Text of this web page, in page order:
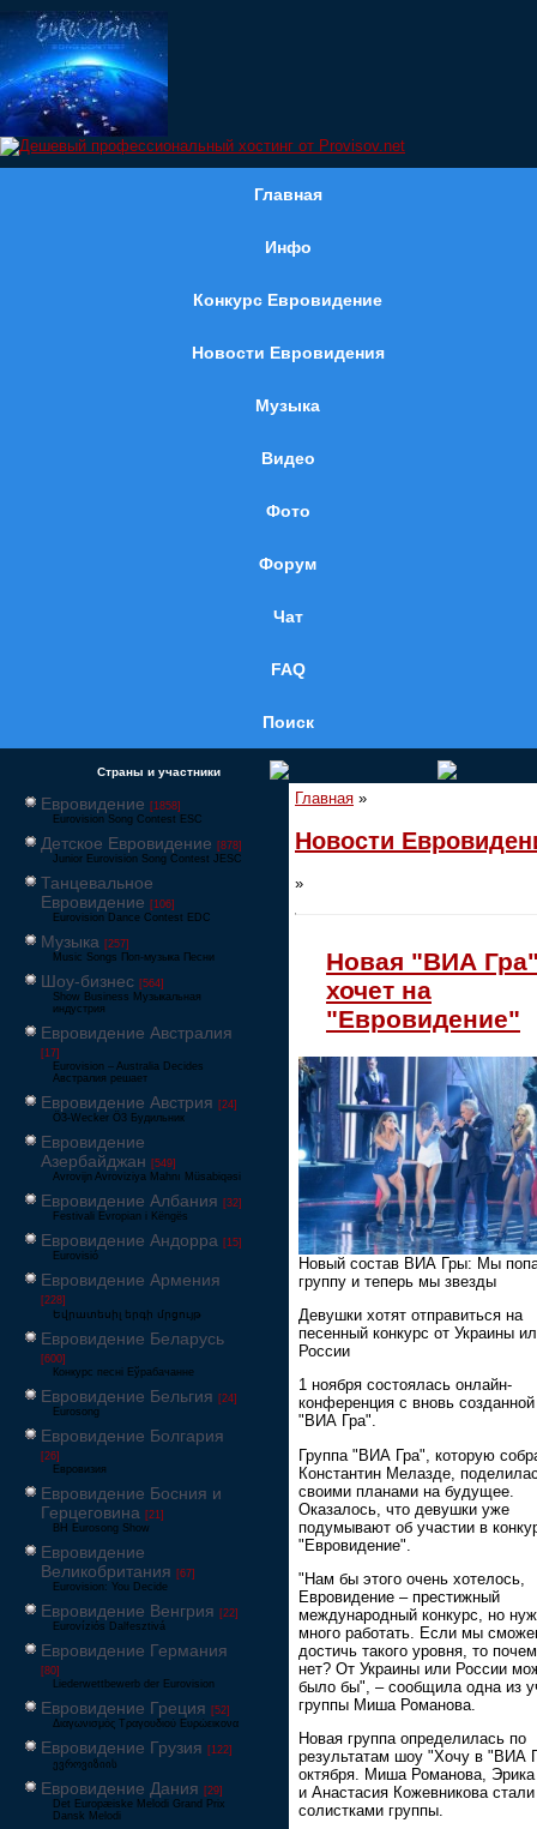
Главная
Инфо
Конкурс Евровидение
Новости Евровидения
Музыка
Видео
Фото
Форум
Чат
FAQ
Поиск
Страны и участники
Евровидение [1858]
Eurovision Song Contest ESC
Детское Евровидение [878]
Junior Eurovision Song Contest JESC
Танцевальное
Евровидение [106]
Eurovision Dance Contest EDC
Музыка [257]
Music Songs Поп-музыка Песни
Шоу-бизнес [564]
Show Business Музыкальная
индустрия
Евровидение Австралия
[17]
Eurovision – Australia Decides
Австралия решает
Евровидение Австрия [24]
Ö3-Wecker Ö3 Будильник
Евровидение
Азербайджан [549]
Avrovijn Avroviziya Mahnı Müsabiqəsi
Евровидение Албания [32]
Festivali Evropian i Këngës
Евровидение Андорра [15]
Eurovisió
Евровидение Армения
[228]
Եվրատեսիլ երգի մրցույթ
Евровидение Беларусь
[600]
Конкурс песні Еўрабачанне
Евровидение Бельгия [24]
Eurosong
Евровидение Болгария
[26]
Евровизия
Евровидение Босния и
Герцеговина [21]
BH Eurosong Show
Евровидение
Великобритания [67]
Eurovision: You Decide
Евровидение Венгрия [22]
Eurovíziós Dalfesztivá
Евровидение Германия
[80]
Liederwettbewerb der Eurovision
Евровидение Греция [52]
Διαγωνισμός Τραγουδιού Ευρώεικονα
Евровидение Грузия [122]
ევროვიზიის
Евровидение Дания [29]
Det Europæiske Melodi Grand Prix
Dansk Melodi
Главная »
Новости
»
Новая "ВИА
хочет на
"Евровидение"
Новый состав ВИА Гры: Мы
группу и теперь мы звезды
Девушки хотят отправиться на
песенный конкурс от Украины
России
1 ноября состоялась онлайн-
конференция с вновь созданной
"ВИА Гра".
Группа "ВИА Гра", которую
Константин Мелазде,
своими планами на будущее.
Оказалось, что девушки уже
подумывают об участии в
"Евровидение".
"Нам бы этого очень хотелось,
Евровидение – престижный
международный конкурс, но
много работать. Если мы
достичь такого уровня, то
нет? От Украины или России
было бы", – сообщила одна из
группы Миша Романова.
Новая группа определилась по
результатам шоу "Хочу в "ВИА
октября. Миша Романова, Эрика
и Анастасия Кожевникова
солистками группы.